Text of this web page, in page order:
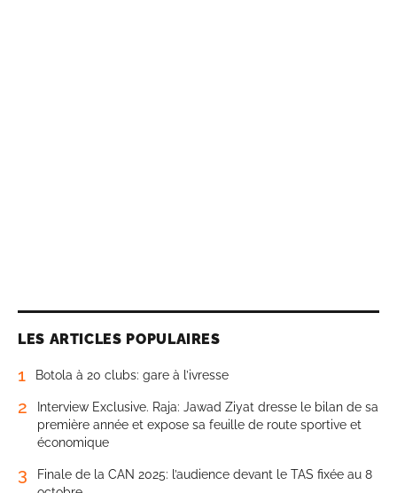
LES ARTICLES POPULAIRES
1 Botola à 20 clubs: gare à l’ivresse
2
Interview Exclusive. Raja: Jawad Ziyat dresse le bilan de sa
première année et expose sa feuille de route sportive et
économique
3
Finale de la CAN 2025: l’audience devant le TAS fixée au 8